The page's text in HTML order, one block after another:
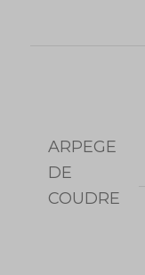
ARPEGE
DE
COUDRE